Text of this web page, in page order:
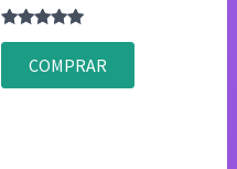
Valorado
4.83
de 5
COMPRAR